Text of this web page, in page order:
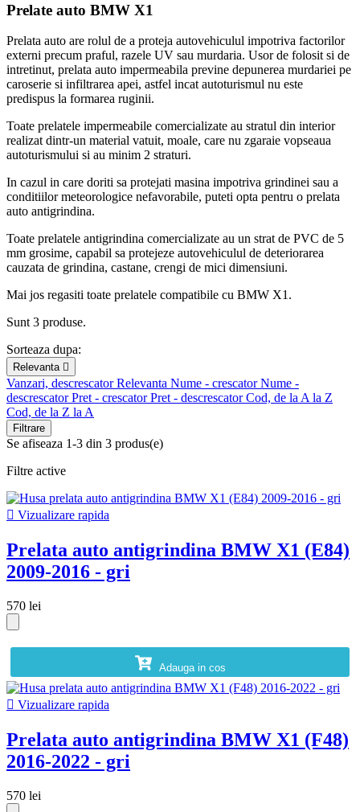
Prelate auto BMW X1
Prelata auto are rolul de a proteja autovehiculul impotriva factorilor
externi precum praful, razele UV sau murdaria. Usor de folosit si de
intretinut, prelata auto impermeabila previne depunerea murdariei pe
caroserie si infiltrarea apei, astfel incat autoturismul nu este
predispus la formarea ruginii.
Toate prelatele impermeabile comercializate au stratul din interior
realizat dintr-un material vatuit, moale, care nu zgaraie vopseaua
autoturismului si au minim 2 straturi.
In cazul in care doriti sa protejati masina impotriva grindinei sau a
conditiilor meteorologice nefavorabile, puteti opta pentru o prelata
auto antigrindina.
Toate prelatele antigrindina comercializate au un strat de PVC de 5
mm grosime, capabil sa protejeze autovehiculul de deteriorarea
cauzata de grindina, castane, crengi de mici dimensiuni.
Mai jos regasiti toate prelatele compatibile cu BMW X1.
Sunt 3 produse.
Sorteaza dupa:
Relevanta 
Vanzari, descrescatorRelevanta Nume - crescatorNume -
descrescatorPret - crescatorPret - descrescatorCod, de la A la Z
Cod, de la Z la A
Filtrare
Se afiseaza 1-3 din 3 produs(e)
Filtre active
 Vizualizare rapida
Prelata auto antigrindina BMW X1 (E84)
2009-2016 - gri
570 lei
Adauga in cos
 Vizualizare rapida
Prelata auto antigrindina BMW X1 (F48)
2016-2022 - gri
570 lei